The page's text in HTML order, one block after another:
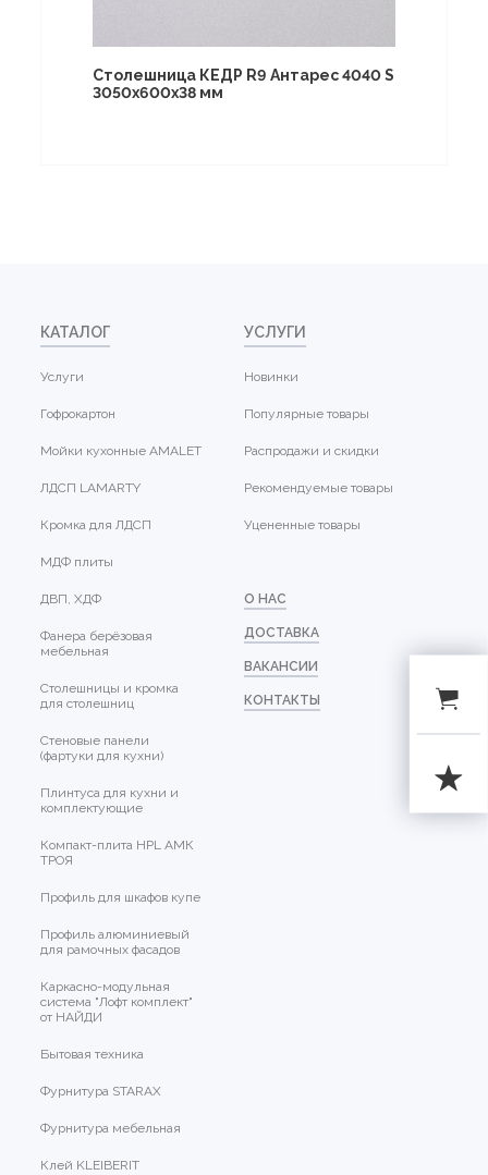
Столешница КЕДР R9 Антарес 4040 S
3050х600х38 мм
КАТАЛОГ
Услуги
Гофрокартон
Мойки кухонные AMALET
ЛДСП LAMARTY
Кромка для ЛДСП
МДФ плиты
ДВП, ХДФ
Фанера берёзовая
мебельная
Столешницы и кромка
для столешниц
Стеновые панели
(фартуки для кухни)
Плинтуса для кухни и
комплектующие
Компакт-плита HPL АМК
ТРОЯ
Профиль для шкафов купе
Профиль алюминиевый
для рамочных фасадов
Каркасно-модульная
система "Лофт комплект"
от НАЙДИ
Бытовая техника
Фурнитура STARAX
Фурнитура мебельная
Клей KLEIBERIT
УСЛУГИ
Новинки
Популярные товары
Распродажи и скидки
Рекомендуемые товары
Уцененные товары
О НАС
ДОСТАВКА
ВАКАНСИИ
КОНТАКТЫ